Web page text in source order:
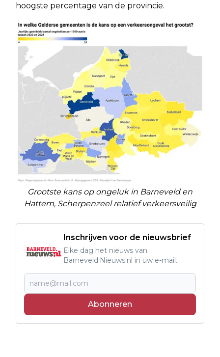
hoogste percentage van de provincie.
Grootste kans op ongeluk in Barneveld en
Hattem, Scherpenzeel relatief verkeersveilig
Inschrijven voor de nieuwsbrief
Elke dag het nieuws van
Barneveld.Nieuws.nl in uw e-mail.
Abonneren